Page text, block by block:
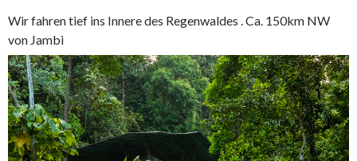
Wir fahren tief ins Innere des Regenwaldes . Ca. 150km NW
von Jambi